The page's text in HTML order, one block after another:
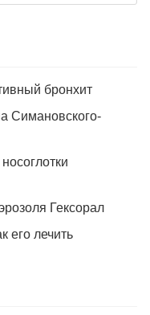
бронхит
Симановского-
Гексорал
его лечить